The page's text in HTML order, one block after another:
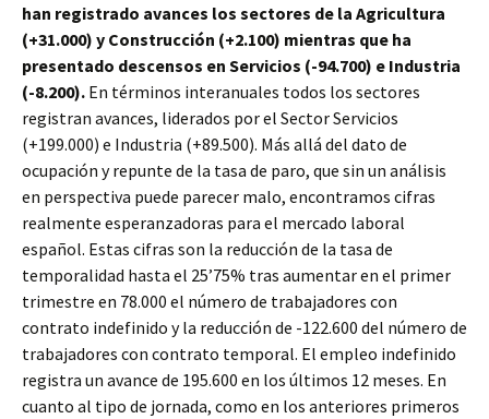
han registrado avances los sectores de la Agricultura
(+31.000) y Construcción (+2.100) mientras que ha
presentado descensos en Servicios (-94.700) e Industria
(-8.200). En términos interanuales todos los sectores
registran avances, liderados por el Sector Servicios
(+199.000) e Industria (+89.500). Más allá del dato de
ocupación y repunte de la tasa de paro, que sin un análisis
en perspectiva puede parecer malo, encontramos cifras
realmente esperanzadoras para el mercado laboral
español. Estas cifras son la reducción de la tasa de
temporalidad hasta el 25’75% tras aumentar en el primer
trimestre en 78.000 el número de trabajadores con
contrato indefinido y la reducción de -122.600 del número de
trabajadores con contrato temporal. El empleo indefinido
registra un avance de 195.600 en los últimos 12 meses. En
cuanto al tipo de jornada, como en los anteriores primeros